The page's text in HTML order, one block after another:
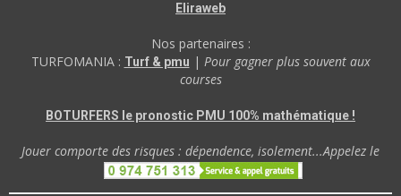
Eliraweb
Nos partenaires :
TURFOMANIA : Turf & pmu | Pour gagner plus souvent aux
courses
BOTURFERS le pronostic PMU 100% mathématique !
Jouer comporte des risques : dépendence, isolement...Appelez le